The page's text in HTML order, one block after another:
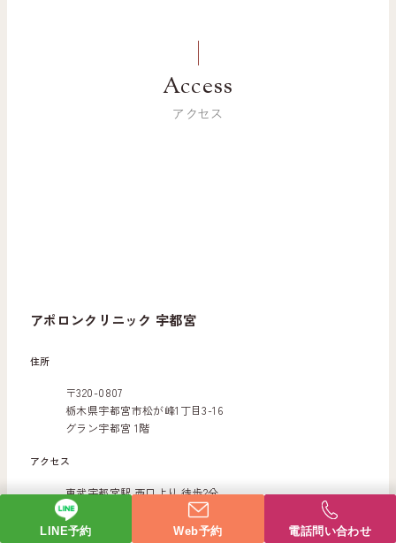
Access
アクセス
アポロンクリニック 宇都宮
住所
〒320-0807
栃木県宇都宮市松が峰1丁目3-16
グラン宇都宮 1階
アクセス
東武宇都宮駅 西口より 徒歩2分
診療時間
LINE予約 Web予約 電話問い合わせ